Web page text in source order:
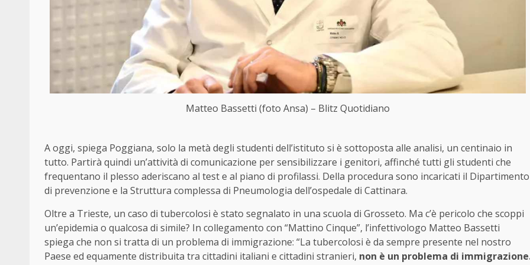
Matteo Bassetti (foto Ansa) – Blitz Quotidiano
A oggi, spiega Poggiana, solo la metà degli studenti dell’istituto si è sottoposta alle analisi, un centinaio in
tutto. Partirà quindi un’attività di comunicazione per sensibilizzare i genitori, affinché tutti gli studenti che
frequentano il plesso aderiscano al test e al piano di profilassi. Della procedura sono incaricati il Dipartimento
di prevenzione e la Struttura complessa di Pneumologia dell’ospedale di Cattinara.
Oltre a Trieste, un caso di tubercolosi è stato segnalato in una scuola di Grosseto. Ma c’è pericolo che scoppi
un’epidemia o qualcosa di simile? In collegamento con “Mattino Cinque”, l’infettivologo Matteo Bassetti
spiega che non si tratta di un problema di immigrazione: “La tubercolosi è da sempre presente nel nostro
Paese ed equamente distribuita tra cittadini italiani e cittadini stranieri, non è un problema di